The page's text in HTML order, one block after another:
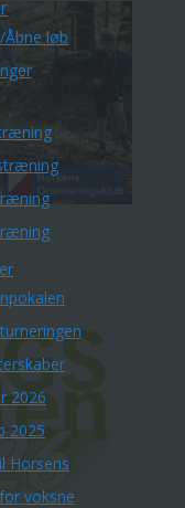
løb
2026
2025
Horsens
voksne